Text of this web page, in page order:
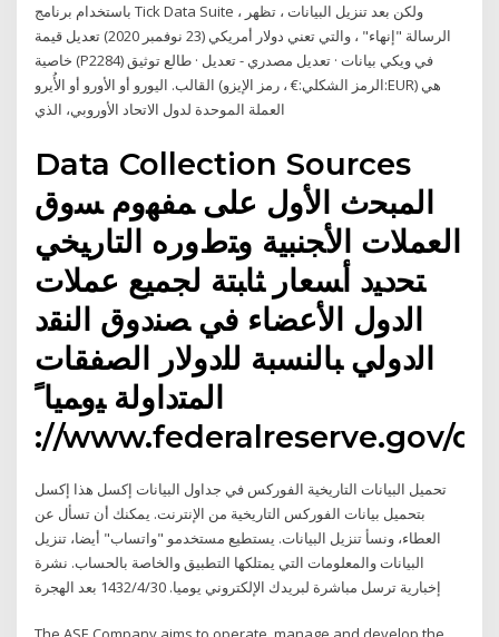
باستخدام برنامج Tick Data Suite ، ولكن بعد تنزيل البيانات ، تظهر
الرسالة "إنهاء" ، والتي تعني دولار أمريكي (23 نوفمبر 2020) تعديل قيمة
خاصية (P2284) في ويكي بيانات · تعديل مصدري - تعديل · طالع توثيق
القالب. اليورو أو الأورو أو الأُيرو (الرمز الشكلي:€ ، رمز الإيزو:EUR) هي
العملة الموحدة لدول الاتحاد الأوروبي، الذي
Data Collection Sources
ﺍﻟﻤﺒﺤﺙ ﺍﻷﻭل ﻋﻠﻰ ﻤﻔﻬﻭﻡ ﺴﻭﻕ
ﺍﻟﻌﻤﻼﺕ ﺍﻷﺠﻨﺒﻴﺔ ﻭﺘﻁﻭﺭﻩ ﺍﻟﺘﺎﺭﻴﺨﻲ
ﺘﺤﺩﻴﺩ ﺃﺴﻌﺎﺭ ﺜﺎﺒﺘﺔ ﻟﺠﻤﻴﻊ ﻋﻤﻼﺕ
ﺍﻟﺩﻭل ﺍﻷﻋﻀﺎﺀ ﻓﻲ ﺼﻨﺩﻭﻕ ﺍﻟﻨﻘﺩ
ﺍﻟﺩﻭﻟﻲ ﺒﺎﻟﻨﺴﺒﺔ ﻟﻠﺩﻭﻻﺭ ﺍﻟﺼﻔﻘﺎﺕ
ﺍﻟﻤﺘﺩﺍﻭﻟﺔ ﻴﻭﻤﻴﺎﹰ
://www.federalreserve.gov/
تحميل البيانات التاريخية الفوركس في جداول البيانات إكسل هذا إكسل
بتحميل بيانات الفوركس التاريخية من الإنترنت. يمكنك أن تسأل عن
العطاء، ونسأ تنزيل البيانات. يستطيع مستخدمو "واتساب" أيضا، تنزيل
البيانات والمعلومات التي يمتلكها التطبيق والخاصة بالحساب. نشرة
إخبارية ترسل مباشرة لبريدك الإلكتروني يوميا. 30‏‏/4‏‏/1432 بعد الهجرة